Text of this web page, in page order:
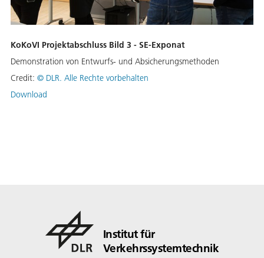
KoKoVI Projektabschluss Bild 3 - SE-Exponat
Demonstration von Entwurfs- und Absicherungsmethoden
Credit: © DLR. Alle Rechte vorbehalten
Download
Institut für
Verkehrssystemtechnik